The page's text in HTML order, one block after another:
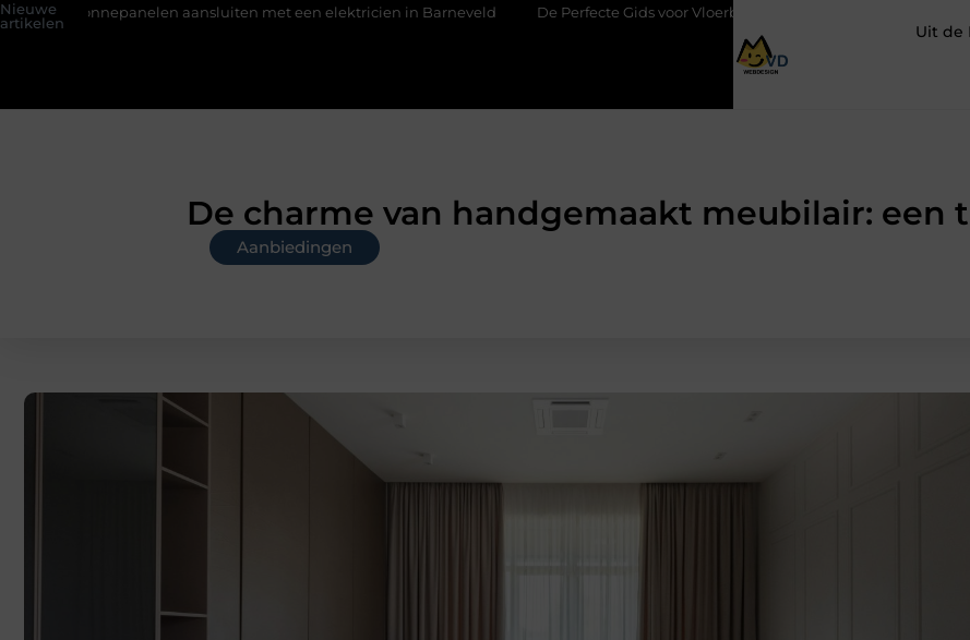
Nieuwe
artikelen
aansluiten met een elektricien in Barneveld De Perfecte Gids voor Vloerbedekking in Purmerend
Uit de
De charme van handgemaakt meubilair: een
Aanbiedingen